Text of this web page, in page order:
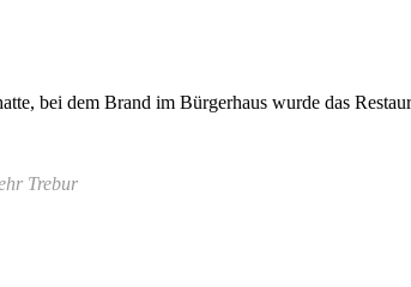
bei dem Brand im Bürgerhaus wurde das
Trebur